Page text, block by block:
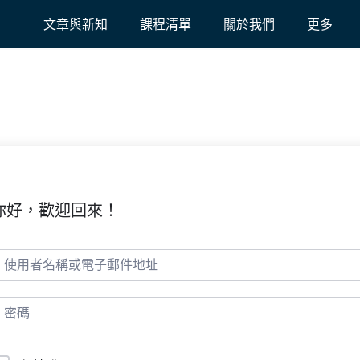
文章與新知 課程清單 關於我們 更多
好，歡迎回來！